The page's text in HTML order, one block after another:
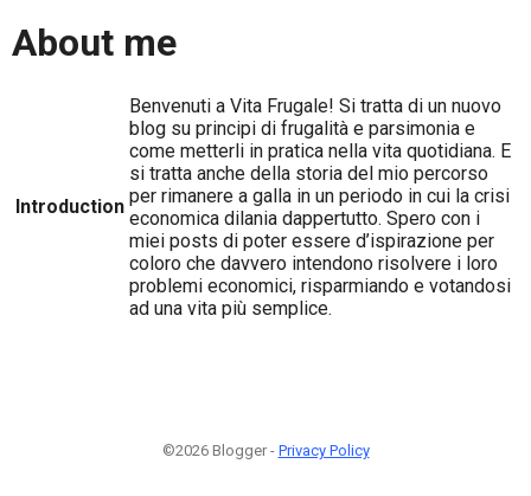
About me
Introduction
Benvenuti a Vita Frugale! Si tratta di un nuovo
blog su principi di frugalità e parsimonia e
come metterli in pratica nella vita quotidiana. E
si tratta anche della storia del mio percorso
per rimanere a galla in un periodo in cui la crisi
economica dilania dappertutto. Spero con i
miei posts di poter essere d’ispirazione per
coloro che davvero intendono risolvere i loro
problemi economici, risparmiando e votandosi
ad una vita più semplice.
©2026 Blogger - Privacy Policy